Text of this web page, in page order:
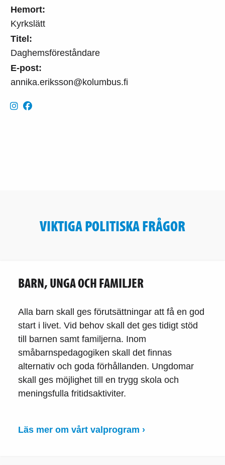
Hemort:
Kyrkslätt
Titel:
Daghemsföreståndare
E-post:
annika.eriksson@kolumbus.fi
VIKTIGA POLITISKA FRÅGOR
BARN, UNGA OCH FAMILJER
Alla barn skall ges förutsättningar att få en god
start i livet. Vid behov skall det ges tidigt stöd
till barnen samt familjerna. Inom
småbarnspedagogiken skall det finnas
alternativ och goda förhållanden. Ungdomar
skall ges möjlighet till en trygg skola och
meningsfulla fritidsaktiviter.
Läs mer om vårt valprogram ›